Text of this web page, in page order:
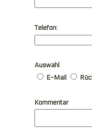
Telefon:
Auswahl
E-Mail
Kommentar